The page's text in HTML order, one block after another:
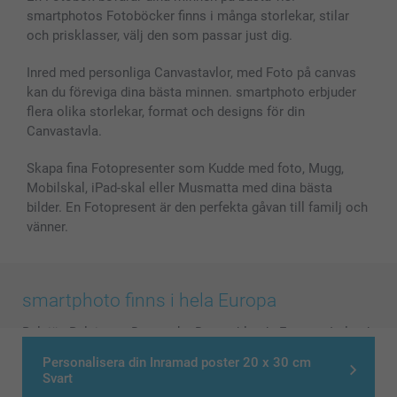
Personalisera din Inramad poster 20 x 30 cm
Svart
Skal till Mobil & Surfplatta
MyNameBook
Fotoramar & Tillbehör
Presentkort
Alla fotoprodukter
Sitemap
Villkor och garantier
smartbonus
Priser & betalning
smartphotos Fotoböcker finns i många storlekar, stilar
och prisklasser, välj den som passar just dig.
Inred med personliga Canvastavlor, med Foto på canvas
kan du föreviga dina bästa minnen. smartphoto erbjuder
flera olika storlekar, format och designs för din
Canvastavla.
Skapa fina Fotopresenter som Kudde med foto, Mugg,
Mobilskal, iPad-skal eller Musmatta med dina bästa
bilder. En Fotopresent är den perfekta gåvan till familj och
vänner.
smartphoto finns i hela Europa
België Belgique Danmark Deutschland France
Ireland
Nederland - Norge Österreich Schweiz - Suisse
Switzerland